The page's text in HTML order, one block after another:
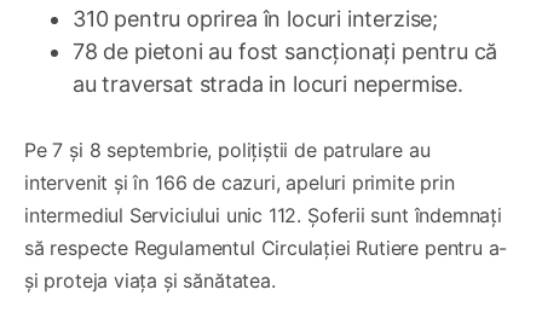
310 pentru oprirea în locuri interzise;
78 de pietoni au fost sancționați pentru că
au traversat strada in locuri nepermise.
Pe 7 și 8 septembrie, polițiștii de patrulare au
intervenit și în 166 de cazuri, apeluri primite prin
intermediul Serviciului unic 112. Șoferii sunt îndemnați
să respecte Regulamentul Circulației Rutiere pentru a-
și proteja viața și sănătatea.